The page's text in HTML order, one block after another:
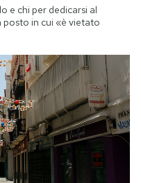
e chi per dedicarsi al
in cui «è vietato